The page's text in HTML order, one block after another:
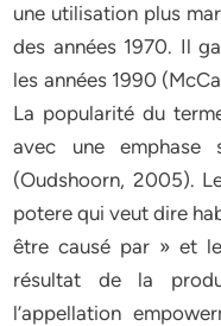
une utilisation plus
des années 1970. Il
les années 1990
La popularité du
avec une
(Oudshoorn, 2005).
potere qui veut dire
être causé par » et
résultat de la
l’appellation